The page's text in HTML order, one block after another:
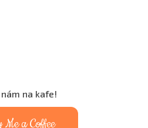
na kafe!
Me a Coffee